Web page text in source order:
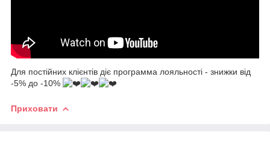
Для постійних клієнтів діє программа лояльності - знижки від
-5% до -10%
Приховати